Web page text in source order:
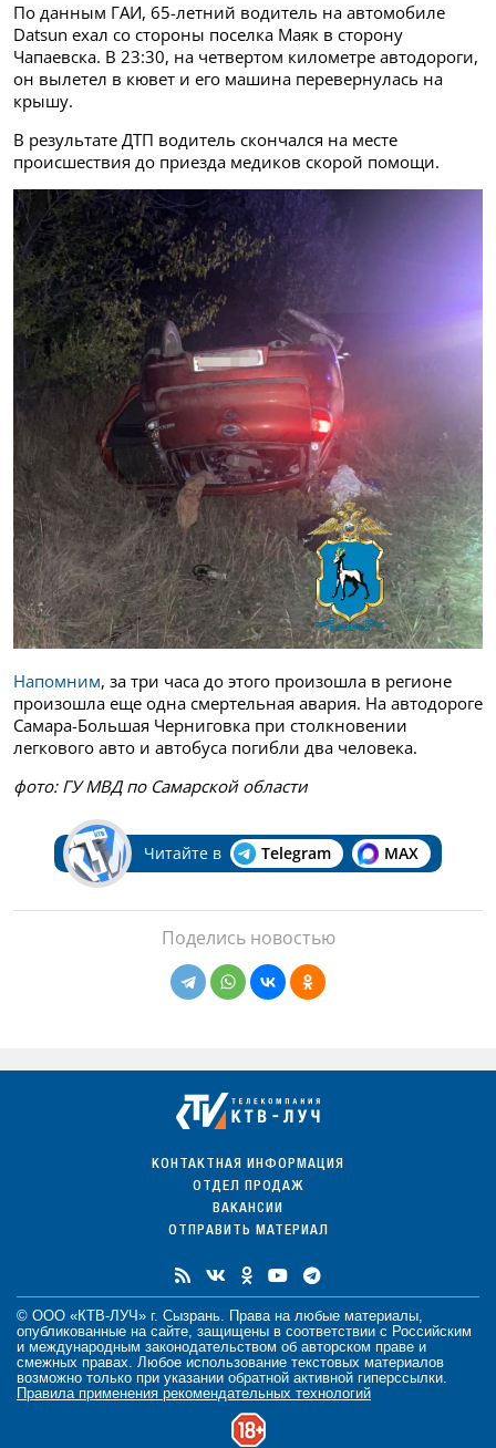
По данным ГАИ, 65-летний водитель на автомобиле
Datsun ехал со стороны поселка Маяк в сторону
Чапаевска. В 23:30, на четвертом километре автодороги,
он вылетел в кювет и его машина перевернулась на
крышу.
В результате ДТП водитель скончался на месте
происшествия до приезда медиков скорой помощи.
Напомним, за три часа до этого произошла в регионе
произошла еще одна смертельная авария. На автодороге
Самара-Большая Черниговка при столкновении
легкового авто и автобуса погибли два человека.
фото: ГУ МВД по Самарской области
Читайте в Telegram MAX
Поделись новостью
КОНТАКТНАЯ ИНФОРМАЦИЯ
ОТДЕЛ ПРОДАЖ
ВАКАНСИИ
ОТПРАВИТЬ МАТЕРИАЛ
© ООО «КТВ-ЛУЧ» г. Сызрань. Права на любые материалы,
опубликованные на сайте, защищены в соответствии с Российским
и международным законодательством об авторском праве и
смежных правах. Любое использование текстовых материалов
возможно только при указании обратной активной гиперссылки.
Правила применения рекомендательных технологий